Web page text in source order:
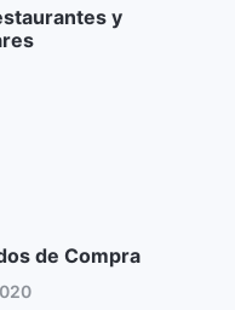
y
de Compra